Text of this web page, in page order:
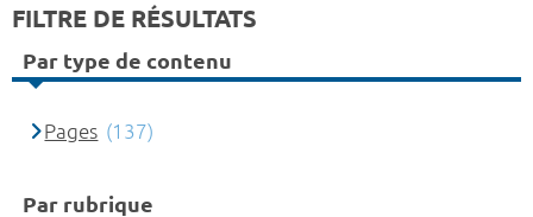
FILTRE DE RÉSULTATS
Par type de contenu
Pages (137)
Par rubrique